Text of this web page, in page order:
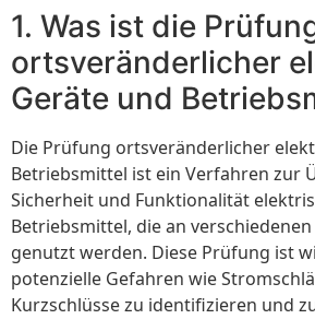
1. Was ist die
ortsveränderlicher
Geräte und
Die Prüfung ortsveränderlicher
Betriebsmittel ist ein Verfahren zur
Sicherheit und Funktionalität
Betriebsmittel, die an
genutzt werden. Diese Prüfung ist
potenzielle Gefahren wie
Kurzschlüsse zu identifizieren und